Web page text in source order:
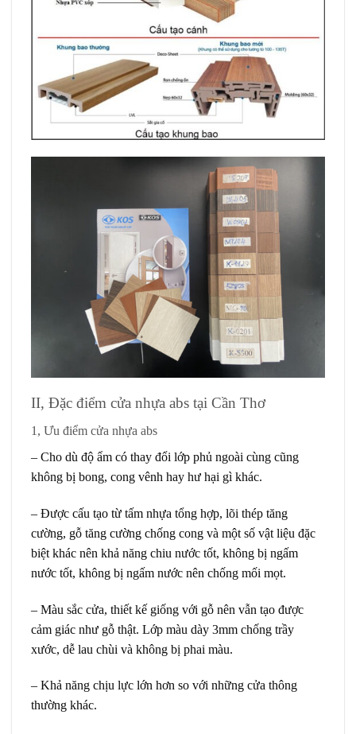
II, Đặc điểm cửa nhựa abs tại Cần Thơ
1, Ưu điểm cửa nhựa abs
– Cho dù độ ẩm có thay đổi lớp phủ ngoài cùng cũng
không bị bong, cong vênh hay hư hại gì khác.
– Được cấu tạo từ tấm nhựa tổng hợp, lõi thép tăng
cường, gỗ tăng cường chống cong và một số vật liệu đặc
biệt khác nên khả năng chiu nước tốt, không bị ngấm
nước tốt, không bị ngấm nước nên chống mối mọt.
– Màu sắc cửa, thiết kế giống với gỗ nên vẫn tạo được
cảm giác như gỗ thật. Lớp màu dày 3mm chống trầy
xước, dễ lau chùi và không bị phai màu.
– Khả năng chịu lực lớn hơn so với những cửa thông
thường khác.